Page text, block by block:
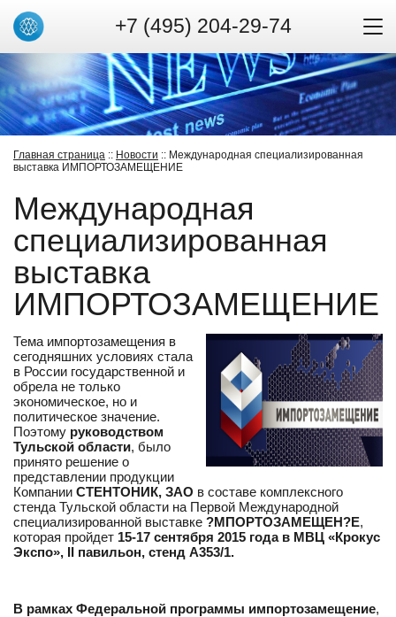
+7 (495) 204-29-74
Главная страница :: Новости :: Международная специализированная
выставка ИМПОРТОЗАМЕЩЕНИЕ
Международная
специализированная
выставка
ИМПОРТОЗАМЕЩЕНИЕ
Тема импортозамещения в
сегодняшних условиях стала
в России государственной и
обрела не только
экономическое, но и
политическое значение.
Поэтому руководством
Тульской области, было
принято решение о
представлении продукции
Компании СТЕНТОНИК, ЗАО в составе комплексного
стенда Тульской области на Первой Международной
специализированной выставке ?МПОРТОЗАМЕЩЕН?Е,
которая пройдет 15-17 сентября 2015 года в МВЦ «Крокус
Экспо», II павильон, стенд А353/1.
В рамках Федеральной программы импортозамещение,